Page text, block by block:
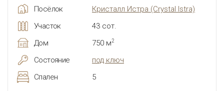
Посёлок
Кристалл Истра (Crystal Istra)
Участок
43 сот.
Дом
750 м2
Состояние
под ключ
Спален
5